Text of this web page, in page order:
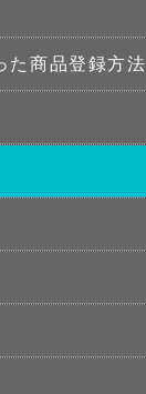
商品登録方法